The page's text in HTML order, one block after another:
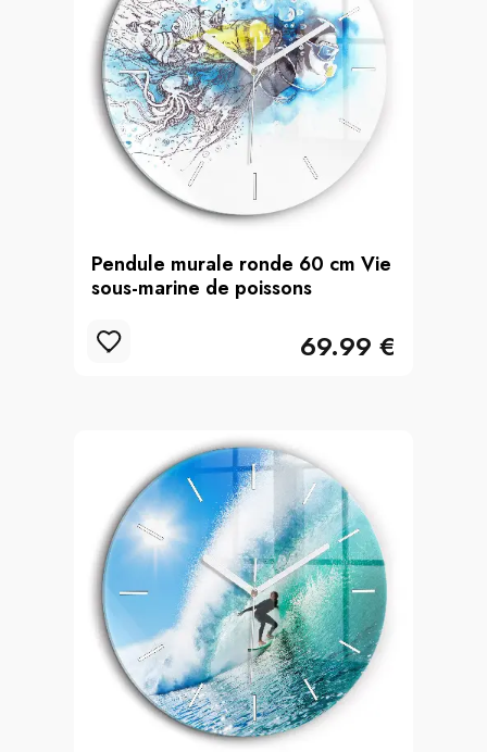
Pendule murale ronde 60 cm Vie
sous-marine de poissons
69.99 €